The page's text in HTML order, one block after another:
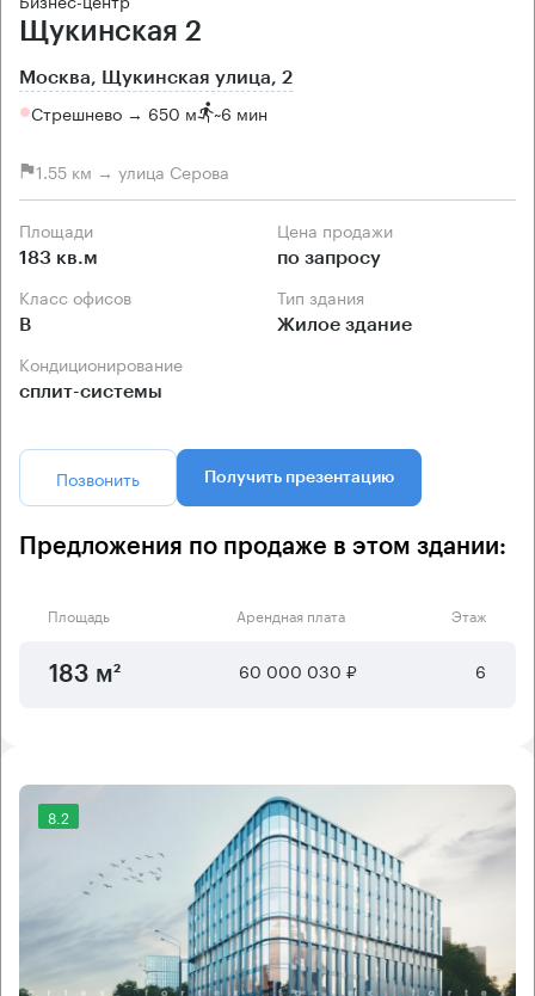
Щукинская 2
Москва, Щукинская улица, 2
Стрешнево → 650 м ~6 мин
1.55 км → улица Серова
Площади
183 кв.м
Цена продажи
по запросу
Класс офисов
B
Тип здания
Жилое здание
Кондиционирование
сплит-системы
Позвонить Получить презентацию
Предложения по продаже в этом здании:
Площадь Арендная плата Этаж
183 м² 60 000 030 ₽ 6
8.2